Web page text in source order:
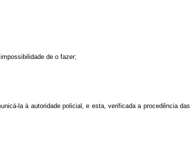
de o fazer;
la à autoridade policial, e esta, verificada a procedência das